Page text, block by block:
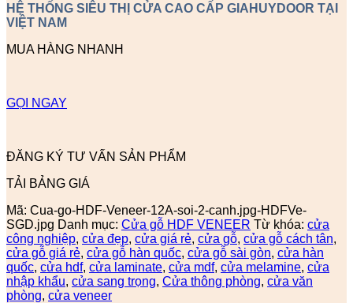
HỆ THỐNG SIÊU THỊ CỬA CAO CẤP GIAHUYDOOR TẠI
VIỆT NAM
MUA HÀNG NHANH
GỌI NGAY
ĐĂNG KÝ TƯ VẤN SẢN PHẨM
TẢI BẢNG GIÁ
Mã: Cua-go-HDF-Veneer-12A-soi-2-canh.jpg-HDFVe-
SGD.jpg Danh mục: Cửa gỗ HDF VENEER Từ khóa: cửa
công nghiệp, cửa đẹp, cửa giá rẻ, cửa gỗ, cửa gỗ cách tân,
cửa gỗ giá rẻ, cửa gỗ hàn quốc, cửa gỗ sài gòn, cửa hàn
quốc, cửa hdf, cửa laminate, cửa mdf, cửa melamine, cửa
nhập khẩu, cửa sang trọng, Cửa thông phòng, cửa văn
phòng, cửa veneer